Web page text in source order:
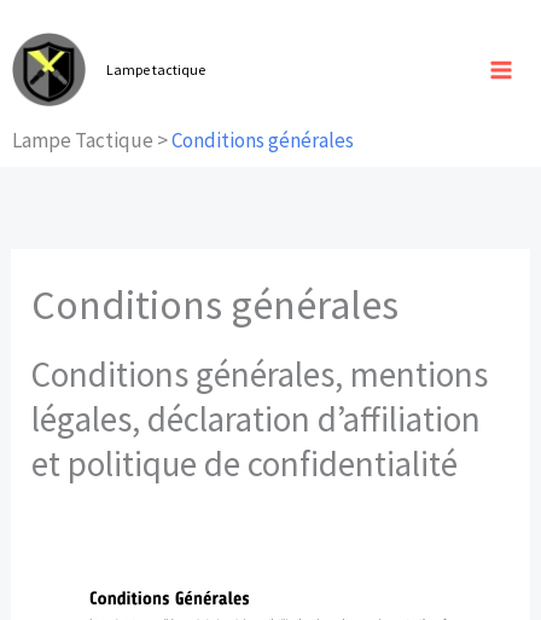
au
contenu
Lampe tactique
Lampe Tactique >Conditions générales
Conditions générales
Conditions générales, mentions
légales, déclaration d’affiliation
et politique de confidentialité